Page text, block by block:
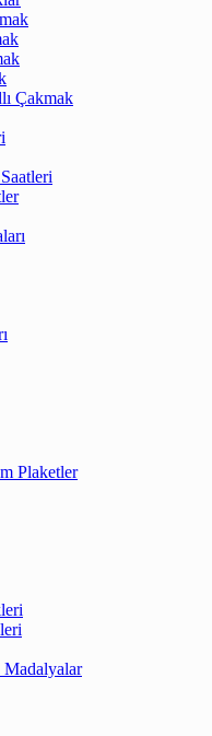
Çakmak
Plaketler